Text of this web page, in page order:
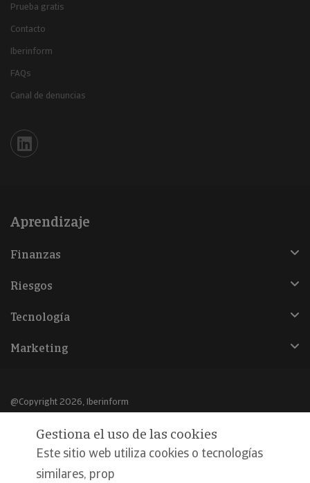
Prueba gratis
Contacto
Iberinform
FAQs
Canal de denuncias
Iberinform en Linkedin
Aprendizaje
Finanzas
Riesgos
Tecnología
Marketing
@Copyright 2026, Iberinform
Aviso legal
Política de cookies
Gestiona el uso de las cookies
Este sitio web utiliza cookies o tecnologías
similares, prop